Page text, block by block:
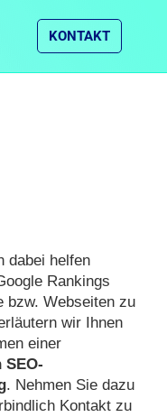
KONTAKT
dabei helfen
Rankings
bzw. Webseiten zu
wir Ihnen
einer
SEO-
. Nehmen Sie dazu
Kontakt zu